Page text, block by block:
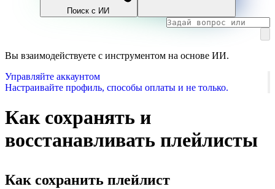
Поиск с ИИ
Вы взаимодействуете с инструментом на основе ИИ.
Управляйте аккаунтом
Настраивайте профиль, способы оплаты и не только.
Как сохранять и
восстанавливать плейлисты
Как сохранить плейлист